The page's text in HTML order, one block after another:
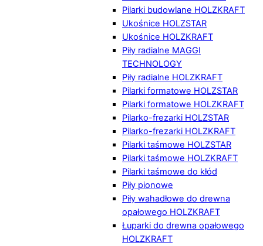
Pilarki budowlane HOLZKRAFT
Ukośnice HOLZSTAR
Ukośnice HOLZKRAFT
Piły radialne MAGGI
TECHNOLOGY
Piły radialne HOLZKRAFT
Pilarki formatowe HOLZSTAR
Pilarki formatowe HOLZKRAFT
Pilarko-frezarki HOLZSTAR
Pilarko-frezarki HOLZKRAFT
Pilarki taśmowe HOLZSTAR
Pilarki taśmowe HOLZKRAFT
Pilarki taśmowe do kłód
Piły pionowe
Piły wahadłowe do drewna
opałowego HOLZKRAFT
Łuparki do drewna opałowego
HOLZKRAFT